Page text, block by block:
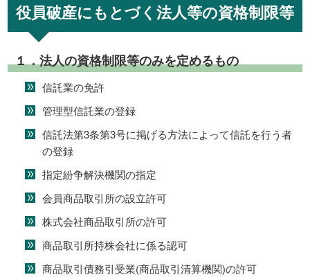
役員破産にもとづく法人等の資格制限等
１．法人の資格制限等のみを定めるもの
信託業の免許
管理型信託業の登録
信託法第3条第3号に掲げる方法によって信託を行う者
の登録
指定紛争解決機関の指定
会員商品取引所の設立許可
株式会社商品取引所の許可
商品取引所持株会社に係る認可
商品取引債務引受業(商品取引清算機関)の許可